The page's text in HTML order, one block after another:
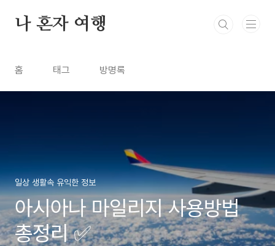
나 혼자 여행
홈 태그 방명록
일상 생활속 유익한 정보
아시아나 마일리지 사용방법
총정리 ✅